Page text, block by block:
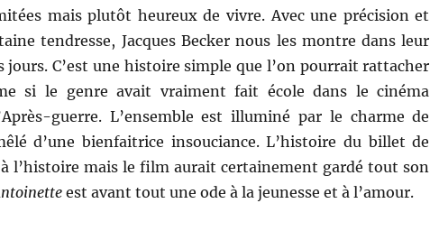
mais plutôt heureux de vivre. Avec une précision et
tendresse, Jacques Becker nous les montre dans leur
jours. C’est une histoire simple que l’on pourrait rattacher
si le genre avait vraiment fait école dans le cinéma
guerre. L’ensemble est illuminé par le charme de
d’une bienfaitrice insouciance. L’histoire du billet de
l’histoire mais le film aurait certainement gardé tout son
est avant tout une ode à la jeunesse et à l’amour.